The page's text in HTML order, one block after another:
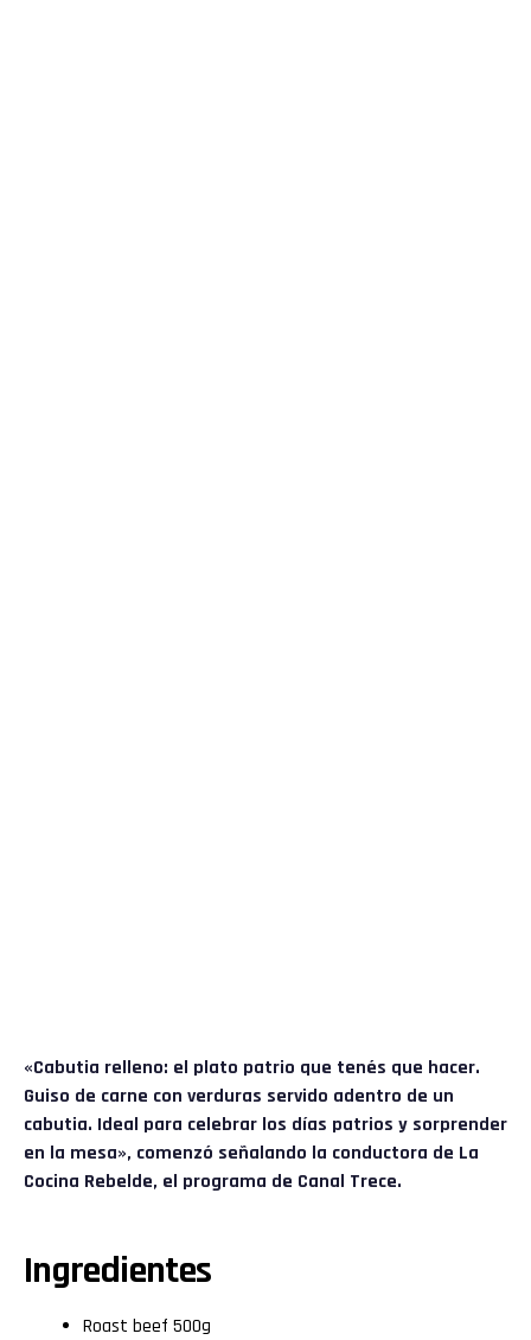
«Cabutia relleno: el plato patrio que tenés que hacer.
Guiso de carne con verduras servido adentro de un
cabutia. Ideal para celebrar los días patrios y sorprender
en la mesa», comenzó señalando la conductora de La
Cocina Rebelde, el programa de Canal Trece.
Ingredientes
Roast beef 500g